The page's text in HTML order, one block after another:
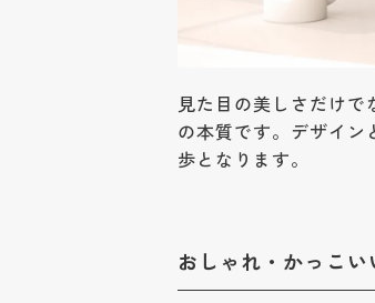
見た目の美しさだけ
の本質です。デザイン
歩となります。
おしゃれ・かっこ